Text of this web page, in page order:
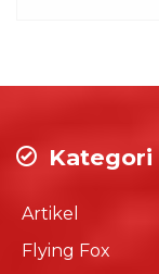
Kategori
Artikel
Flying Fox